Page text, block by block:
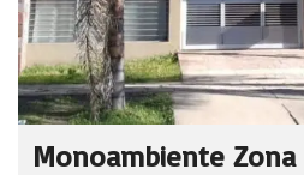
Monoambiente Zona